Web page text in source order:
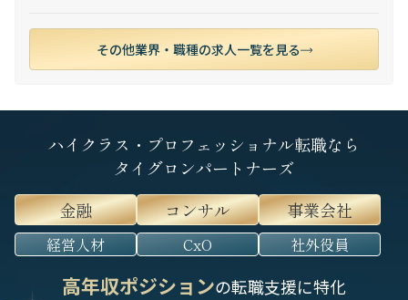
その他業界・職種の求人一覧を見る
ハイクラス・プロフェッショナル転職なら
タイグロンパートナーズ
金融
コンサル 事業会社
経営人材 CxO 社外役員
高年収ポジションの転職支援に特化